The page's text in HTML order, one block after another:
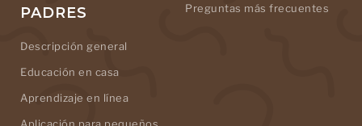
PADRES
Descripción general
Educación en casa
Aprendizaje en línea
Preguntas más frecuentes